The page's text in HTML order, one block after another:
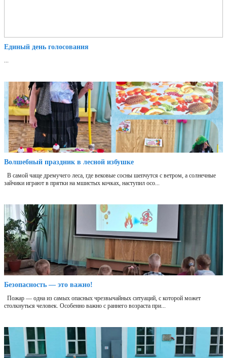
Единый день голосования
...
Волшебный праздник в лесной избушке
В самой чаще дремучего леса, где вековые сосны шепчутся с ветром, а солнечные
зайчики играют в прятки на мшистых кочках, наступил осо...
Безопасность — это важно!
Пожар — одна из самых опасных чрезвычайных ситуаций, с которой может
столкнуться человек. Особенно важно с раннего возраста при...